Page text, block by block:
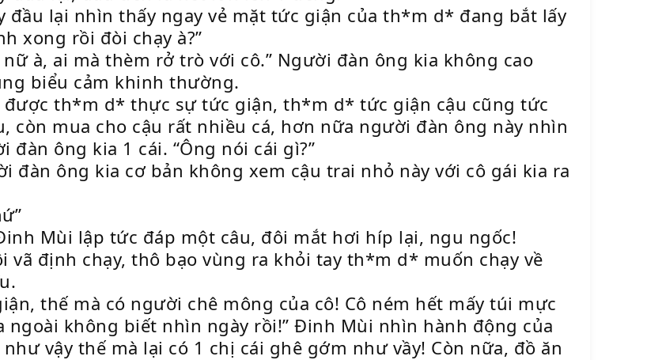
lại nhìn thấy ngay vẻ mặt tức giận của th*m d* đang bắt lấy
xong rồi đòi chạy à?”
à, ai mà thèm rở trò với cô.” Người đàn ông kia không cao
biểu cảm khinh thường.
th*m d* thực sự tức giận, th*m d* tức giận cậu cũng tức
còn mua cho cậu rất nhiều cá, hơn nữa người đàn ông này nhìn
ông kia 1 cái. “Ông nói cái gì?”
đàn ông kia cơ bản không xem cậu trai nhỏ này với cô gái kia ra
Mùi lập tức đáp một câu, đôi mắt hơi híp lại, ngu ngốc!
vã định chạy, thô bạo vùng ra khỏi tay th*m d* muốn chạy về
thế mà có người chê mông của cô! Cô ném hết mấy túi mực
ngoài không biết nhìn ngày rồi!” Đinh Mùi nhìn hành động của
vậy thế mà lại có 1 chị cái ghê gớm như vầy! Còn nữa, đồ ăn